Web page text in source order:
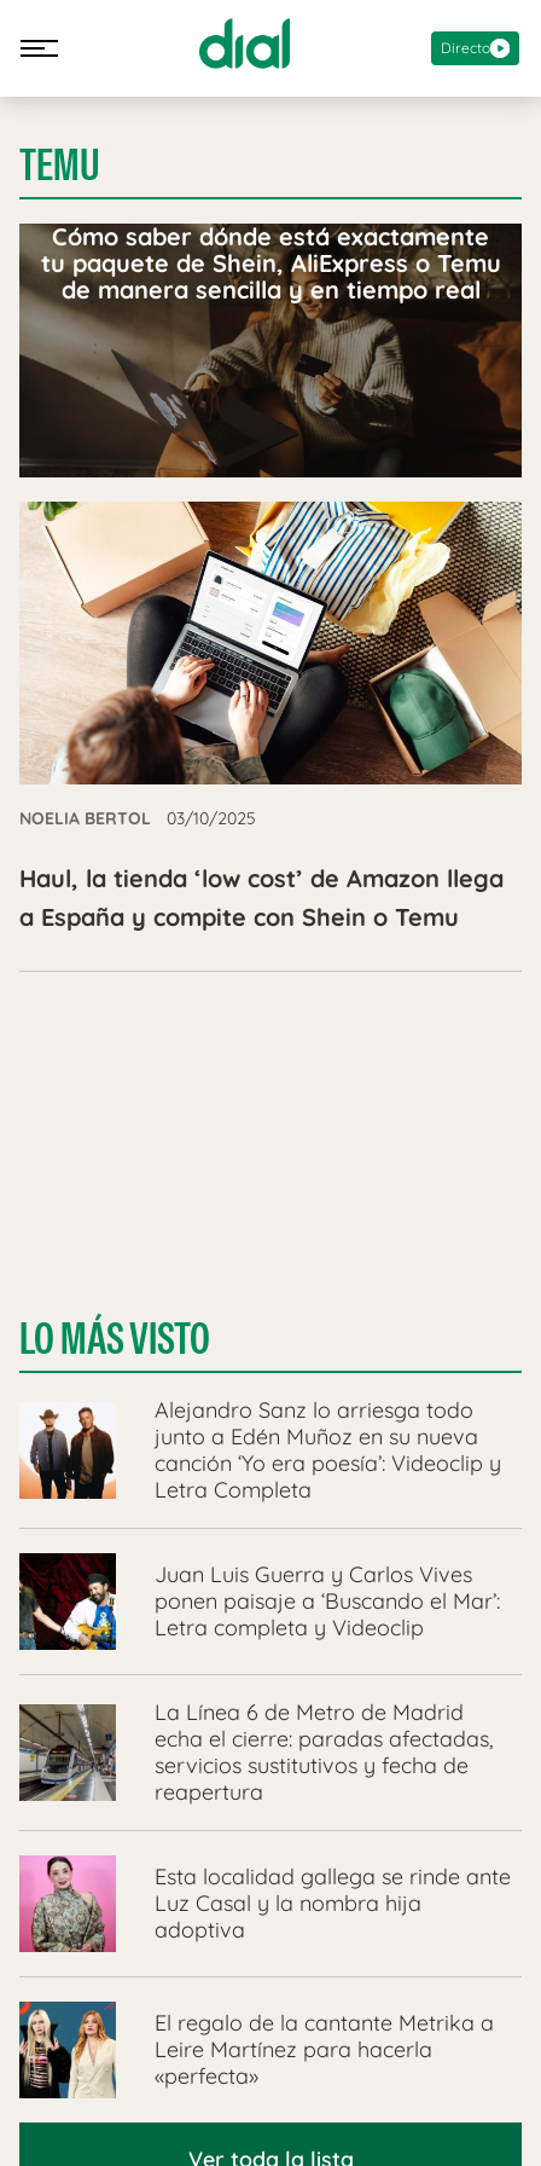
Directo
TEMU
Cómo saber dónde está exactamente
tu paquete de Shein, AliExpress o Temu
de manera sencilla y en tiempo real
NOELIA BERTOL 03/10/2025
Haul, la tienda ‘low cost’ de Amazon llega
a España y compite con Shein o Temu
LO MÁS VISTO
Alejandro Sanz lo arriesga todo
junto a Edén Muñoz en su nueva
canción ‘Yo era poesía’: Videoclip y
Letra Completa
Juan Luis Guerra y Carlos Vives
ponen paisaje a ‘Buscando el Mar’:
Letra completa y Videoclip
La Línea 6 de Metro de Madrid
echa el cierre: paradas afectadas,
servicios sustitutivos y fecha de
reapertura
Esta localidad gallega se rinde ante
Luz Casal y la nombra hija
adoptiva
El regalo de la cantante Metrika a
Leire Martínez para hacerla
«perfecta»
Ver toda la lista